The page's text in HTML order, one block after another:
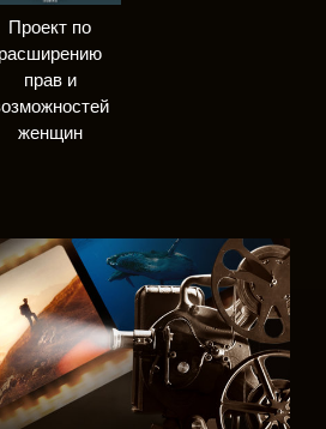
Проект по
расширению
прав и
женщин